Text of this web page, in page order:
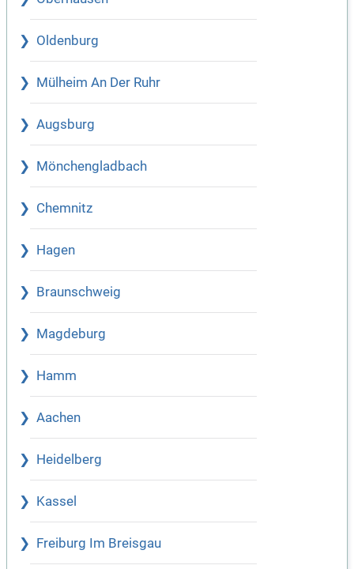
Oldenburg
Mülheim An Der Ruhr
Augsburg
Mönchengladbach
Chemnitz
Hagen
Braunschweig
Magdeburg
Hamm
Aachen
Heidelberg
Kassel
Freiburg Im Breisgau